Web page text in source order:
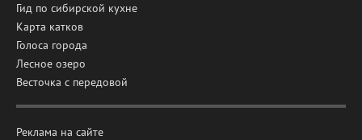
Гид по сибирской кухне
Карта катков
Голоса города
Лесное озеро
Весточка с передовой
Реклама на сайте